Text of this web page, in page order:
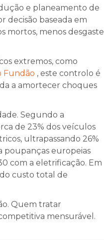
e planeamento de
decisão baseada em
mortos, menos desgaste
extremos, como
Fundão , este controlo é
a amortecer choques
Segundo a
de 23% dos veículos
ultrapassando 26%
poupanças europeias
com a eletrificação. Em
custo total de
Quem tratar
mensurável.